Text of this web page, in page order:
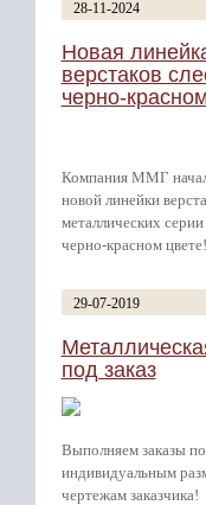
28-11-2024
Новая
верстаков
черно-
Компания ММГ
новой линейки
металлических
черно-красном цвете!
29-07-2019
под заказ
Выполняем заказы по
индивидуальным
чертежам заказчика!